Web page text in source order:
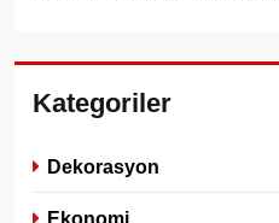
Kategoriler
Dekorasyon
Ekonomi